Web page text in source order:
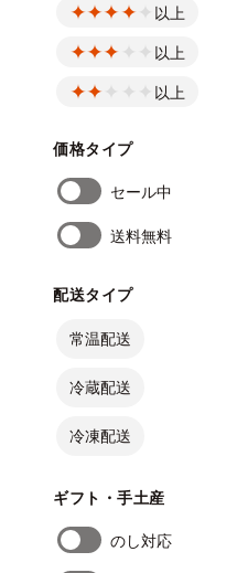
以上
以上
以上
価格タイプ
セール中
送料無料
配送タイプ
常温配送
冷蔵配送
冷凍配送
ギフト・手土産
のし対応